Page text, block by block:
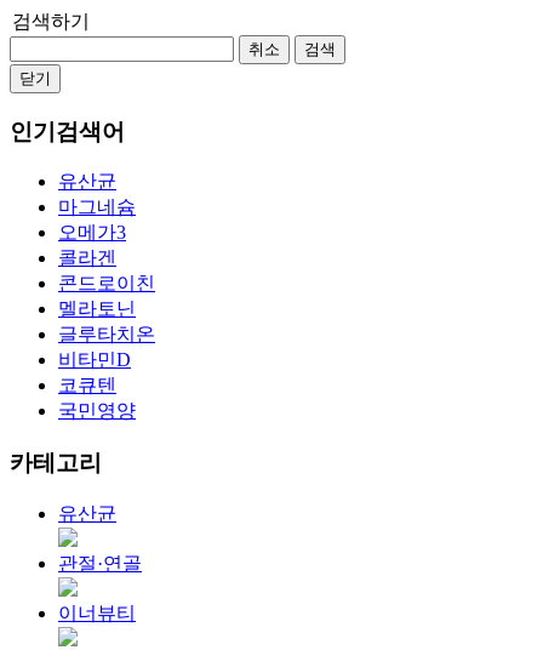
검색하기
취소
검색
닫기
인기검색어
유산균
마그네슘
오메가3
콜라겐
콘드로이친
멜라토닌
글루타치온
비타민D
코큐텐
국민영양
카테고리
유산균
관절·연골
이너뷰티